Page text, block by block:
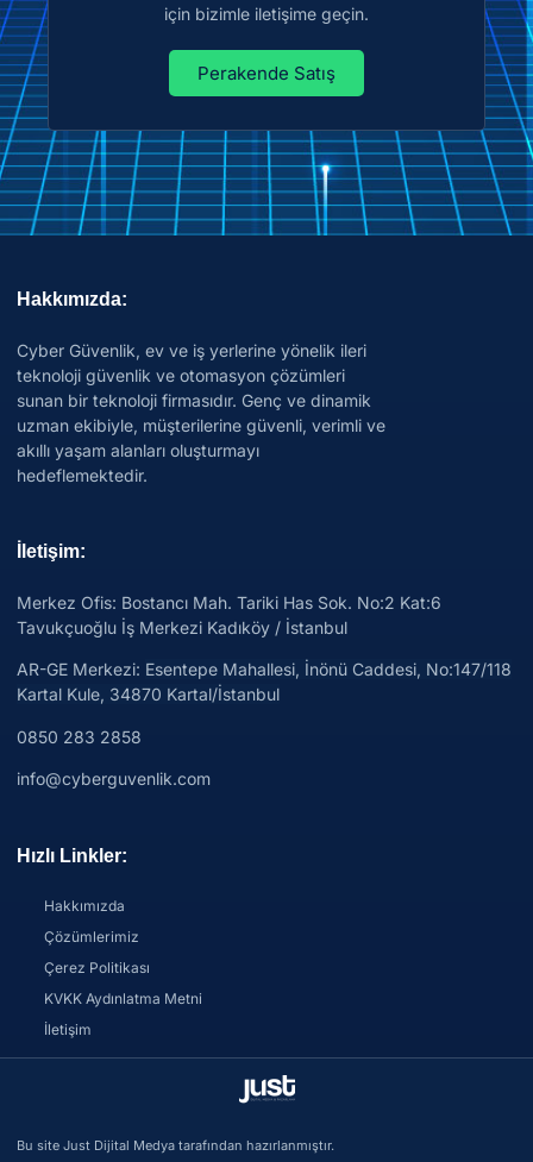
için bizimle iletişime geçin.
Perakende Satış
Hakkımızda:
Cyber Güvenlik, ev ve iş yerlerine yönelik ileri
teknoloji güvenlik ve otomasyon çözümleri
sunan bir teknoloji firmasıdır. Genç ve dinamik
uzman ekibiyle, müşterilerine güvenli, verimli ve
akıllı yaşam alanları oluşturmayı
hedeflemektedir.
İletişim:
Merkez Ofis: Bostancı Mah. Tariki Has Sok. No:2 Kat:6
Tavukçuoğlu İş Merkezi Kadıköy / İstanbul
AR-GE Merkezi: Esentepe Mahallesi, İnönü Caddesi, No:147/118
Kartal Kule, 34870 Kartal/İstanbul
0850 283 2858
info@cyberguvenlik.com
Hızlı Linkler:
Hakkımızda
Çözümlerimiz
Çerez Politikası
KVKK Aydınlatma Metni
İletişim
Bu site Just Dijital Medya tarafından hazırlanmıştır.